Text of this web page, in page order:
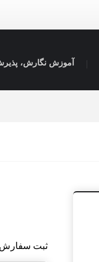
آموزش نگارش،
ثبت سفارش